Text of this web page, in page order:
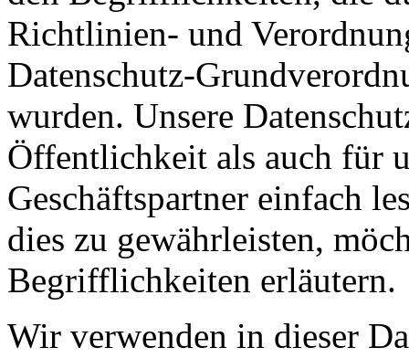
Richtlinien- und
Datenschutz-
wurden. Unsere
Öffentlichkeit als auch für
Geschäftspartner einfach
dies zu gewährleisten,
Begrifflichkeiten erläutern.
Wir verwenden in dieser